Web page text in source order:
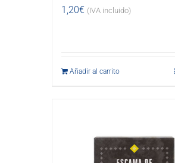
1,20€ (IVA incluido)
Añadir al carrito